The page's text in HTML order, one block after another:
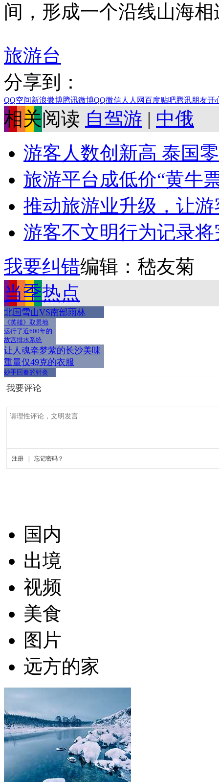
间，形成一个沿线山海
旅游台
分享到：
QQ空间新浪微博腾讯微博QQ微信人人网百度贴吧腾讯朋友开
相关阅读 自驾游 | 中俄
游客人数创新高 泰国
旅游平台成低价“黄牛
推动旅游业升级，让
游客不文明行为记录
我要纠错编辑：嵇友菊
当季热点
北国雪山VS南部雨林
《英雄》取景地
运行了近600年的
故宫排水系统
让人魂牵梦萦的长沙美味
重量仅49克的衣服
妙手回春的针灸
国内
出境
视频
美食
图片
远方的家